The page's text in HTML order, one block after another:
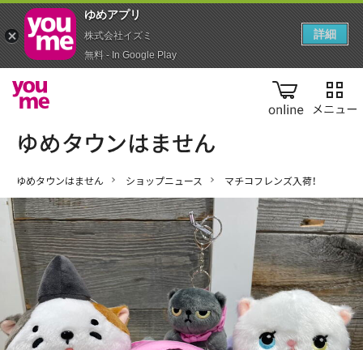
online
ゆめタウンはません ショップニュース マチコフレンズ入荷！
ゆめアプ‪リ‬
株式会社イズミ
無料 - In Google Play
詳細